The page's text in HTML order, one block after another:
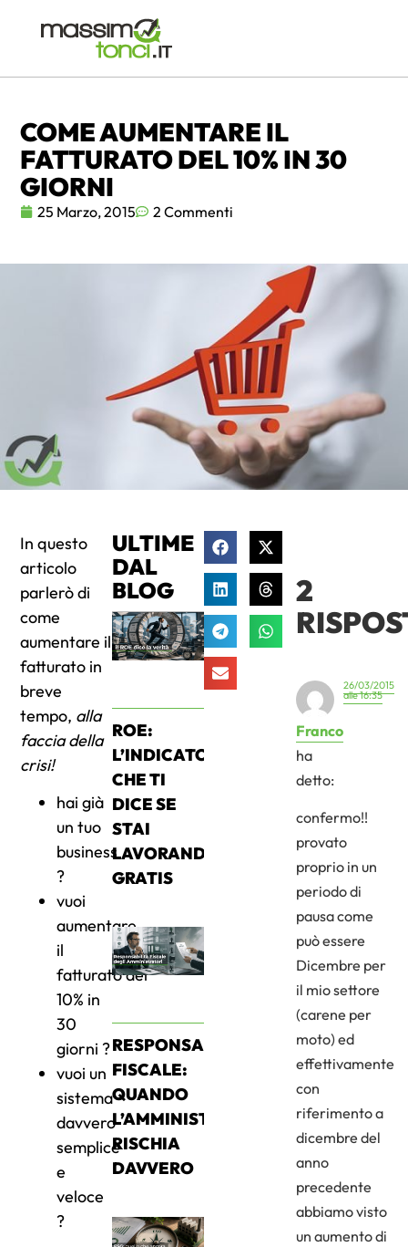
COME AUMENTARE IL
FATTURATO DEL 10% IN 30
GIORNI
25 Marzo, 2015 2 Commenti
In questo
articolo
parlerò di
come
aumentare il
fatturato in
breve
tempo, alla
faccia della
crisi!
hai già
un tuo
business
?
vuoi
aumentare
il
fatturato del
10% in
30
giorni ?
vuoi un
sistema
davvero
semplice
e
veloce
?
ULTIME
DAL
BLOG
ROE:
L’INDICATORE
CHE TI
DICE SE
STAI
LAVORANDO
GRATIS
RESPONSABILITÀ
FISCALE:
QUANDO
L’AMMINISTRATORE
RISCHIA
DAVVERO
2
Franco
ha
detto:
26/03/2015
alle 16:35
confermo!!
provato
proprio in un
periodo di
pausa come
può essere
Dicembre per
il mio settore
(carene per
moto) ed
effettivamente
con
riferimento a
dicembre del
anno
precedente
abbiamo visto
un aumento di